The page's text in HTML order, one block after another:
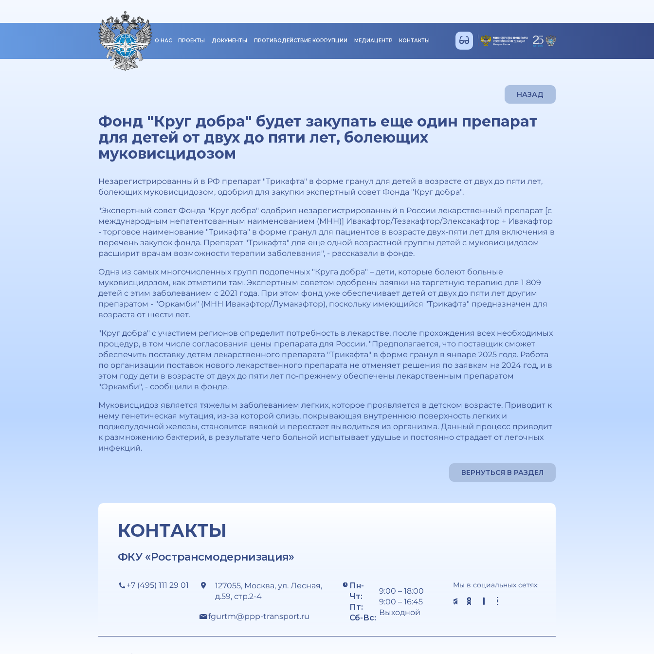
О НАС ПРОЕКТЫ ДОКУМЕНТЫ ПРОТИВОДЕЙСТВИЕ КОРРУПЦИИ МЕДИАЦЕНТР КОНТАКТЫ
НАЗАД
Фонд "Круг добра" будет закупать еще один препарат
для детей от двух до пяти лет, болеющих
муковисцидозом
Незарегистрированный в РФ препарат "Трикафта" в форме гранул для детей в возрасте от двух до пяти лет,
болеющих муковисцидозом, одобрил для закупки экспертный совет Фонда "Круг добра".
"Экспертный совет Фонда "Круг добра" одобрил незарегистрированный в России лекарственный препарат [с
международным непатентованным наименованием (МНН)] Ивакафтор/Тезакафтор/Элексакафтор + Ивакафтор
- торговое наименование "Трикафта" в форме гранул для пациентов в возрасте двух-пяти лет для включения в
перечень закупок фонда. Препарат "Трикафта" для еще одной возрастной группы детей с муковисцидозом
расширит врачам возможности терапии заболевания", - рассказали в фонде.
Одна из самых многочисленных групп подопечных "Круга добра" – дети, которые болеют больные
муковисцидозом, как отметили там. Экспертным советом одобрены заявки на таргетную терапию для 1 809
детей с этим заболеванием с 2021 года. При этом фонд уже обеспечивает детей от двух до пяти лет другим
препаратом - "Оркамби" (МНН Ивакафтор/Лумакафтор), поскольку имеющийся "Трикафта" предназначен для
возраста от шести лет.
"Круг добра" с участием регионов определит потребность в лекарстве, после прохождения всех необходимых
процедур, в том числе согласования цены препарата для России. "Предполагается, что поставщик сможет
обеспечить поставку детям лекарственного препарата "Трикафта" в форме гранул в январе 2025 года. Работа
по организации поставок нового лекарственного препарата не отменяет решения по заявкам на 2024 год, и в
этом году дети в возрасте от двух до пяти лет по-прежнему обеспечены лекарственным препаратом
"Оркамби", - сообщили в фонде.
Муковисцидоз является тяжелым заболеванием легких, которое проявляется в детском возрасте. Приводит к
нему генетическая мутация, из-за которой слизь, покрывающая внутреннюю поверхность легких и
поджелудочной железы, становится вязкой и перестает выводиться из организма. Данный процесс приводит
к размножению бактерий, в результате чего больной испытывает удушье и постоянно страдает от легочных
инфекций.
ВЕРНУТЬСЯ В РАЗДЕЛ
КОНТАКТЫ
ФКУ «Ространсмодернизация»
+7 (495) 111 29 01
127055, Москва, ул. Лесная,
д.59, стр.2-4
fgurtm@ppp-transport.ru
Пн-
Чт:
Пт:
Сб-Вс:
9:00 – 18:00
9:00 – 16:45
Выходной
Мы в социальных сетях: